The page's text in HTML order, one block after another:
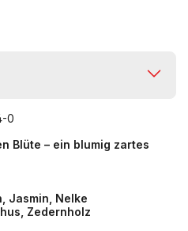
0
Blüte – ein blumig zartes
Jasmin, Nelke
Zedernholz